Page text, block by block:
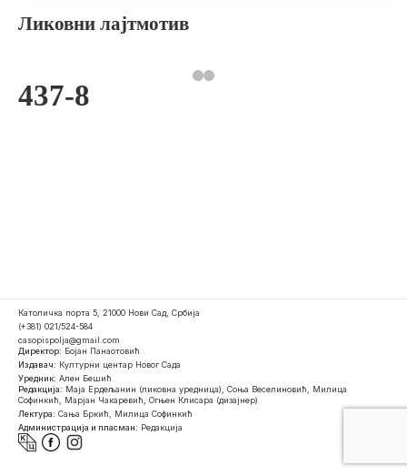
Ликовни лајтмотив
437-8
Католичка порта 5, 21000 Нови Сад, Србија
(+381) 021/524-584
casopispolja@gmail.com
Директор: Бојан Панаотовић
Издавач: Културни центар Новог Сада
Уредник: Ален Бешић
Редакција: Маја Ердељанин (ликовна уредница), Соња Веселиновић, Милица
Софинкић, Марјан Чакаревић, Огњен Клисара (дизајнер)
Лектура: Сања Бркић, Милица Софинкић
Администрација и пласман: Редакција